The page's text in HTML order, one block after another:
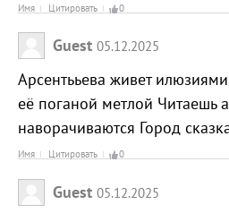
Имя Цитировать 0
Guest 05.12.2025
Арсентььева живет
её поганой метлой Читаешь
наворачиваются Город
Имя Цитировать 0
Guest 05.12.2025